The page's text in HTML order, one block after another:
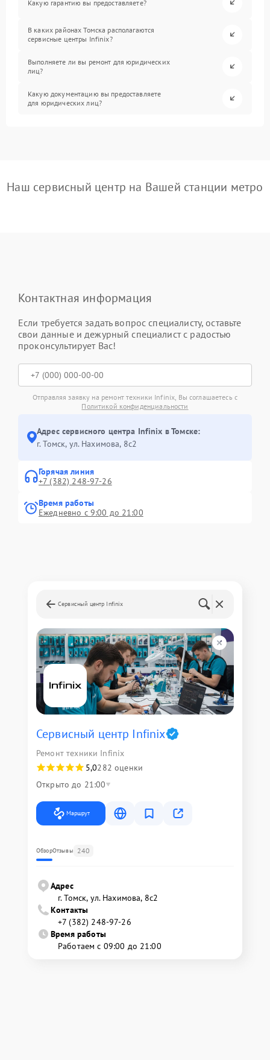
Какую гарантию вы предоставляете?
В каких районах Томска располагаются
сервисные центры Infinix?
Выполняете ли вы ремонт для юридических
лиц?
Какую документацию вы предоставляете
для юридических лиц?
Наш сервисный центр на Вашей станции метро
Контактная информация
Если требуется задать вопрос специалисту, оставьте
свои данные и дежурный специалист с радостью
проконсультирует Вас!
Отправляя заявку на ремонт техники Infinix, Вы соглашаетесь с
Политикой конфиденциальности
Адрес сервисного центра Infinix в Томске:
г. Томск, ул. Нахимова, 8с2
Горячая линия
+7 (382) 248-97-26
Время работы
Ежедневно с 9:00 до 21:00
Сервисный центр Infinix
Сервисный центр Infinix
Ремонт техники Infinix
5,0282 оценки
Открыто до 21:00
Маршрут
ОбзорОтзывы 240
Адрес
г. Томск, ул. Нахимова, 8с2
Контакты
+7 (382) 248-97-26
Время работы
Работаем с 09:00 до 21:00